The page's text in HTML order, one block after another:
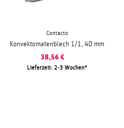
Contacto
Konvektomatenblech 1/1, 40 mm
38,56 €
Lieferzeit: 2-3 Wochen